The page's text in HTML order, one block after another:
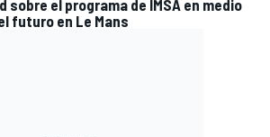
sobre el programa de IMSA en medio
futuro en Le Mans